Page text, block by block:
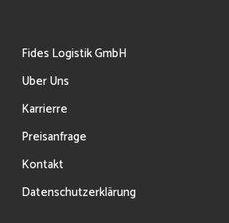
Fides Logistik GmbH
Uber Uns
Karrierre
Preisanfrage
Kontakt
Datenschutzerklärung